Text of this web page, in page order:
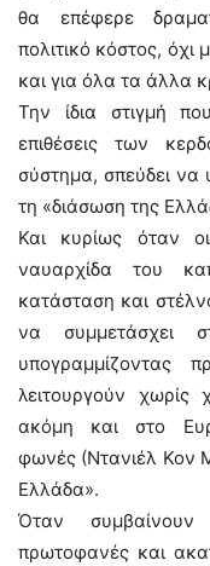
θα επέφερε
πολιτικό κόστος,
και για όλα τα άλλα
Την ίδια στιγμή
επιθέσεις των
σύστημα, σπεύδει να
τη «διάσωση της
Και κυρίως όταν
ναυαρχίδα του
κατάσταση και
να συμμετάσχει
υπογραμμίζοντας
λειτουργούν χωρίς
ακόμη και στο
φωνές (Ντανιέλ Κον
Ελλάδα».
Όταν
πρωτοφανές και